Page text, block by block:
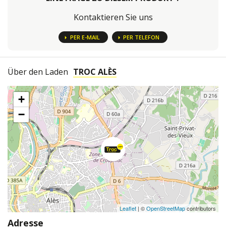
Kontaktieren Sie uns
PER E-MAIL PER TELEFON
Über den Laden TROC ALÈS
+
−
Leaflet | ©OpenStreetMapcontributors
Adresse